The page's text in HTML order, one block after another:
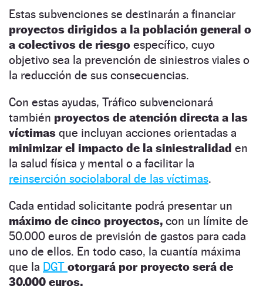
Estas subvenciones se destinarán a financiar
proyectos dirigidos a la población general o
a colectivos de riesgo específico, cuyo
objetivo sea la prevención de siniestros viales o
la reducción de sus consecuencias.
Con estas ayudas, Tráfico subvencionará
también proyectos de atención directa a las
víctimas que incluyan acciones orientadas a
minimizar el impacto de la siniestralidad en
la salud física y mental o a facilitar la
reinserción sociolaboral de las víctimas.
Cada entidad solicitante podrá presentar un
máximo de cinco proyectos, con un límite de
50.000 euros de previsión de gastos para cada
uno de ellos. En todo caso, la cuantía máxima
que la DGT otorgará por proyecto será de
30.000 euros.